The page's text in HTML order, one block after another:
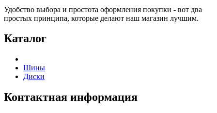
Удобство выбора и простота оформления покупки - вот два
простых принципа, которые делают наш магазин лучшим.
Каталог
Шины
Диски
Контактная информация